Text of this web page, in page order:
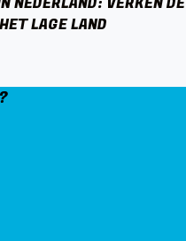
LAGE LAND